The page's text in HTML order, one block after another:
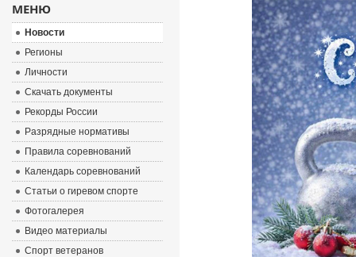
МЕНЮ
Новости
Регионы
Личности
Скачать документы
Рекорды России
Разрядные нормативы
Правила соревнований
Календарь соревнований
Статьи о гиревом спорте
Фотогалерея
Видео материалы
Спорт ветеранов